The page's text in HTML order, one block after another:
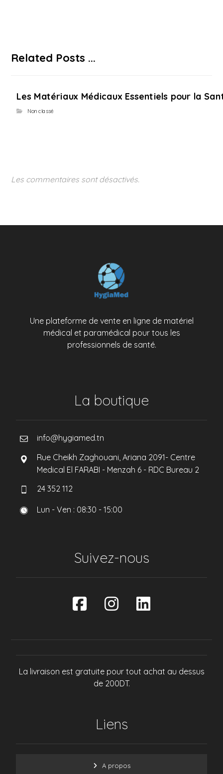
Related Posts ...
Les Matériaux Médicaux Essentiels pour la
Non classé
Les commentaires sont désactivés.
Une plateforme de vente en ligne de matériel
médical et paramédical pour tous les
professionnels de santé.
La boutique
info@hygiamed.tn
Rue Cheikh Zaghouani, Ariana 2091- Centre
Medical El FARABI - Menzah 6 - RDC Bureau 2
24 352 112
Lun - Ven : 08:30 - 15:00
Suivez-nous
La livraison est gratuite pour tout achat au dessus
de 200DT.
Liens
A propos